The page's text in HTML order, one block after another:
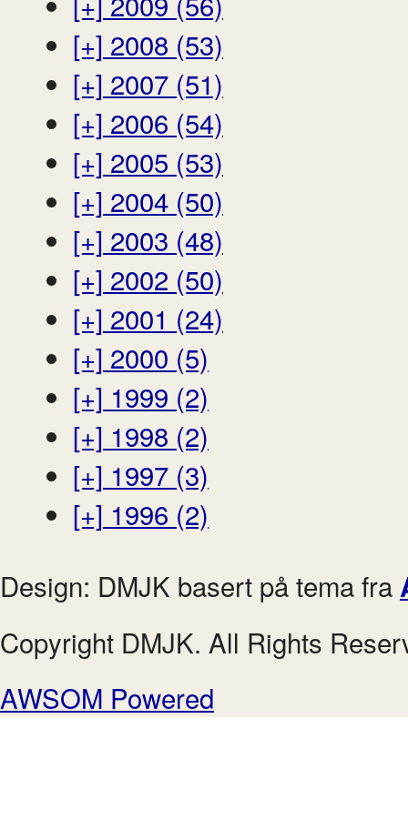
[+] 2008 (53)
[+] 2007 (51)
[+] 2006 (54)
[+] 2005 (53)
[+] 2004 (50)
[+] 2003 (48)
[+] 2002 (50)
[+] 2001 (24)
[+] 2000 (5)
[+] 1999 (2)
[+] 1998 (2)
[+] 1997 (3)
[+] 1996 (2)
Design: DMJK basert på tema fra
Copyright DMJK. All Rights
AWSOM Powered